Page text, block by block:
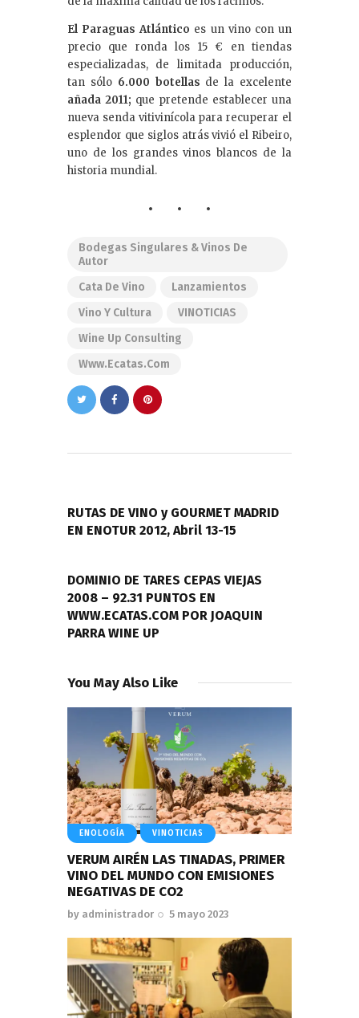
El Paraguas Atlántico es un vino con un
precio que ronda los 15 € en tiendas
especializadas, de limitada producción,
tan sólo 6.000 botellas de la excelente
añada 2011; que pretende establecer una
nueva senda vitivinícola para recuperar el
esplendor que siglos atrás vivió el Ribeiro,
uno de los grandes vinos blancos de la
historia mundial.
Bodegas Singulares & Vinos De
Autor
Cata De Vino
Lanzamientos
Vino Y Cultura
VINOTICIAS
Wine Up Consulting
Www.ecatas.com
entradas
RUTAS DE VINO y GOURMET MADRID
EN ENOTUR 2012, Abril 13-15
DOMINIO DE TARES CEPAS VIEJAS
2008 – 92.31 PUNTOS EN
WWW.ECATAS.COM POR JOAQUIN
PARRA WINE UP
You May Also Like
ENOLOGÍA VINOTICIAS
VERUM AIRÉN LAS TINADAS, PRIMER
VINO DEL MUNDO CON EMISIONES
NEGATIVAS DE CO2
by administrador 5 mayo 2023